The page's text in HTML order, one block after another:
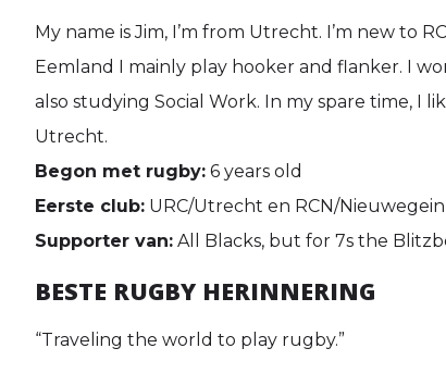
My name is Jim, I’m from Utrecht. I’m new to
Eemland I mainly play hooker and flanker. I
also studying Social Work. In my spare time, I
Utrecht.
Begon met rugby: 6 years old
Eerste club: URC/Utrecht en RCN/Nieuwegein
Supporter van: All Blacks, but for 7s the
BESTE RUGBY HERINNERING
“Traveling the world to play rugby.”